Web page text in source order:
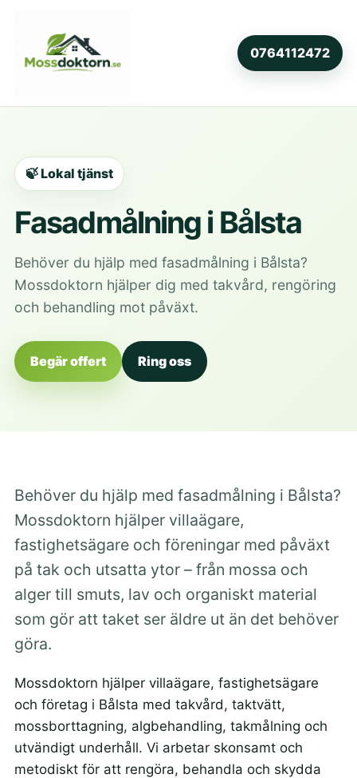
0764112472
🍃 Lokal tjänst
Fasadmålning i Bålsta
Behöver du hjälp med fasadmålning i Bålsta?
Mossdoktorn hjälper dig med takvård, rengöring
och behandling mot påväxt.
Begär offert Ring oss
Behöver du hjälp med fasadmålning i Bålsta?
Mossdoktorn hjälper villaägare,
fastighetsägare och föreningar med påväxt
på tak och utsatta ytor – från mossa och
alger till smuts, lav och organiskt material
som gör att taket ser äldre ut än det behöver
göra.
Mossdoktorn hjälper villaägare, fastighetsägare
och företag i Bålsta med takvård, taktvätt,
mossborttagning, algbehandling, takmålning och
utvändigt underhåll. Vi arbetar skonsamt och
metodiskt för att rengöra, behandla och skydda